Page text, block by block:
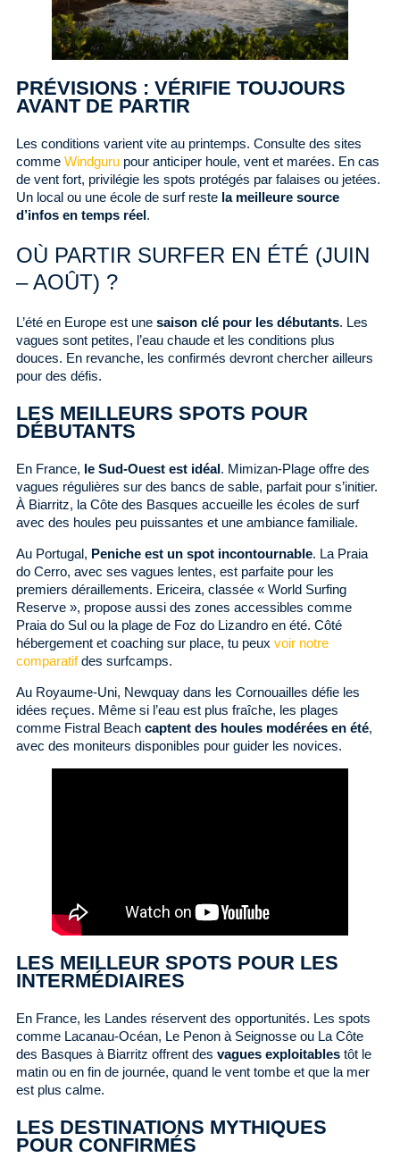
PRÉVISIONS : VÉRIFIE TOUJOURS
AVANT DE PARTIR
Les conditions varient vite au printemps. Consulte des sites
comme Windguru pour anticiper houle, vent et marées. En cas
de vent fort, privilégie les spots protégés par falaises ou jetées.
Un local ou une école de surf reste la meilleure source
d’infos en temps réel.
OÙ PARTIR SURFER EN ÉTÉ (JUIN
– AOÛT) ?
L’été en Europe est une saison clé pour les débutants. Les
vagues sont petites, l’eau chaude et les conditions plus
douces. En revanche, les confirmés devront chercher ailleurs
pour des défis.
LES MEILLEURS SPOTS POUR
DÉBUTANTS
En France, le Sud-Ouest est idéal. Mimizan-Plage offre des
vagues régulières sur des bancs de sable, parfait pour s’initier.
À Biarritz, la Côte des Basques accueille les écoles de surf
avec des houles peu puissantes et une ambiance familiale.
Au Portugal, Peniche est un spot incontournable. La Praia
do Cerro, avec ses vagues lentes, est parfaite pour les
premiers déraillements. Ericeira, classée « World Surfing
Reserve », propose aussi des zones accessibles comme
Praia do Sul ou la plage de Foz do Lizandro en été. Côté
hébergement et coaching sur place, tu peux voir notre
comparatifdes surfcamps.
Au Royaume-Uni, Newquay dans les Cornouailles défie les
idées reçues. Même si l’eau est plus fraîche, les plages
comme Fistral Beach captent des houles modérées en été,
avec des moniteurs disponibles pour guider les novices.
LES MEILLEUR SPOTS POUR LES
INTERMÉDIAIRES
En France, les Landes réservent des opportunités. Les spots
comme Lacanau-Océan, Le Penon à Seignosse ou La Côte
des Basques à Biarritz offrent des vagues exploitables tôt le
matin ou en fin de journée, quand le vent tombe et que la mer
est plus calme.
LES DESTINATIONS MYTHIQUES
POUR CONFIRMÉS